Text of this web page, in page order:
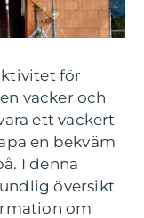
för
vacker och
ett vackert
en bekväm
I denna
översikt
om